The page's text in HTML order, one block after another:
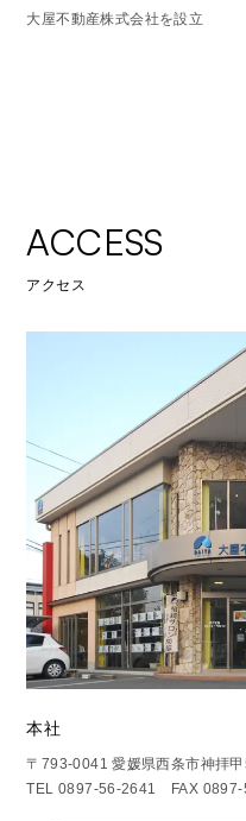
大屋不動産株式会社を設立
ACCESS
アクセス
本社
〒793-0041 愛媛県西条市神拝甲
TEL 0897-56-2641 FAX 0897-